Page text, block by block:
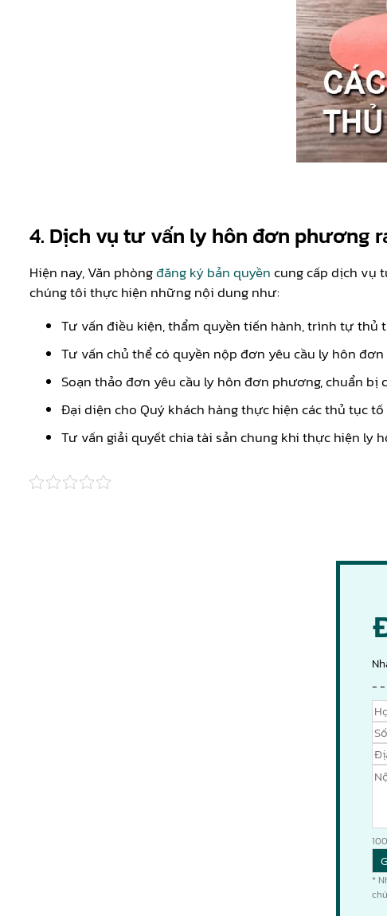
4. Dịch vụ tư vấn ly hôn đơn phương
Hiện nay, Văn phòngđăng ký bản quyềncung cấp dịch vụ
chúng tôi thực hiện những nội dung như:
Tư vấn điều kiện, thẩm quyền tiến hành, trình tự thủ
Tư vấn chủ thể có quyền nộp đơn yêu cầu ly hôn
Soạn thảo đơn yêu cầu ly hôn đơn phương, chuẩn bị
Đại diện cho Quý khách hàng thực hiện các thủ tục
Tư vấn giải quyết chia tài sản chung khi thực hiện ly
-
*